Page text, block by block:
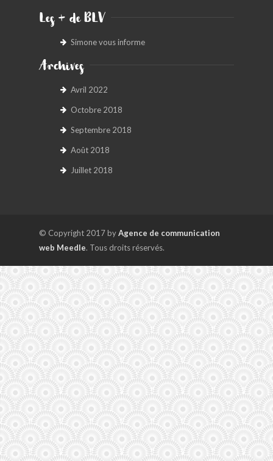
Les + de BLV
Simone vous informe
Archives
Avril 2022
Octobre 2018
Septembre 2018
Août 2018
Juillet 2018
© Copyright 2017 byAgence de communication
web Meedle. Tous droits réservés.